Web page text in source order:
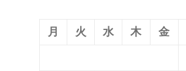
月 火 水 木 金